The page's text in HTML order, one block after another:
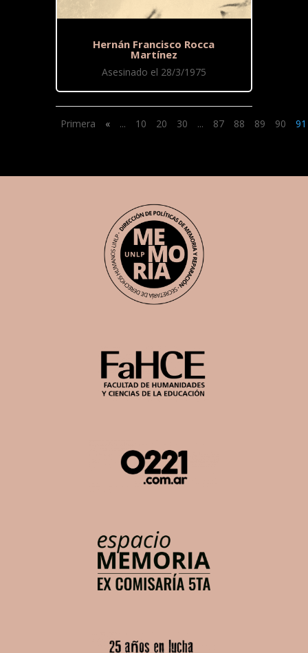
Hernán Francisco Rocca
Martínez
Asesinado el 28/3/1975
Primera « ... 10 20 30 ... 87 88 89 90 91